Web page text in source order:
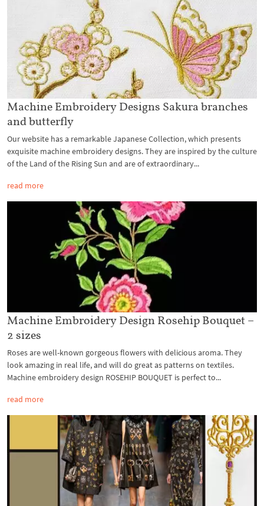
Machine Embroidery Designs Sakura branches
and butterfly
Our website has a remarkable Japanese Collection, which presents
exquisite machine embroidery designs. They are inspired by the culture
of the Land of the Rising Sun and are of extraordinary...
read more
Machine Embroidery Design Rosehip Bouquet –
2 sizes
Roses are well-known gorgeous flowers with delicious aroma. They
look amazing in real life, and will do great as patterns on textiles.
Machine embroidery design ROSEHIP BOUQUET is perfect to...
read more